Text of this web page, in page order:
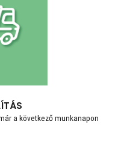
a következő munkanapon